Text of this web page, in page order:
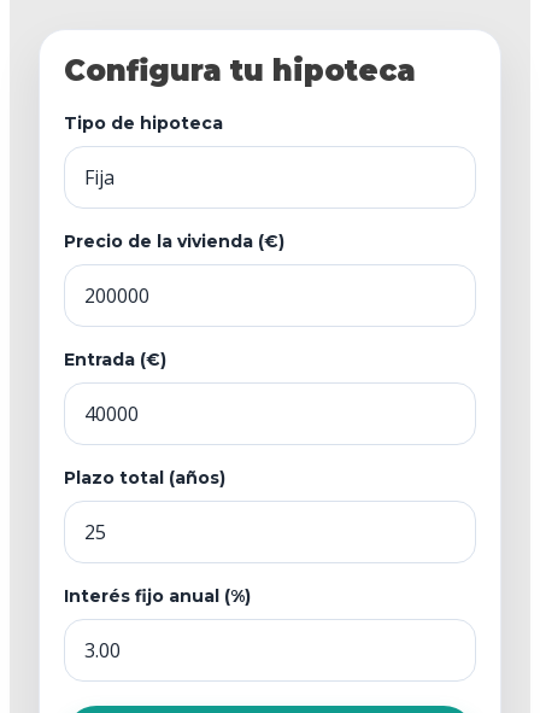
Configura tu hipoteca
Tipo de hipoteca
Precio de la vivienda (€)
Entrada (€)
Plazo total (años)
Interés fijo anual (%)